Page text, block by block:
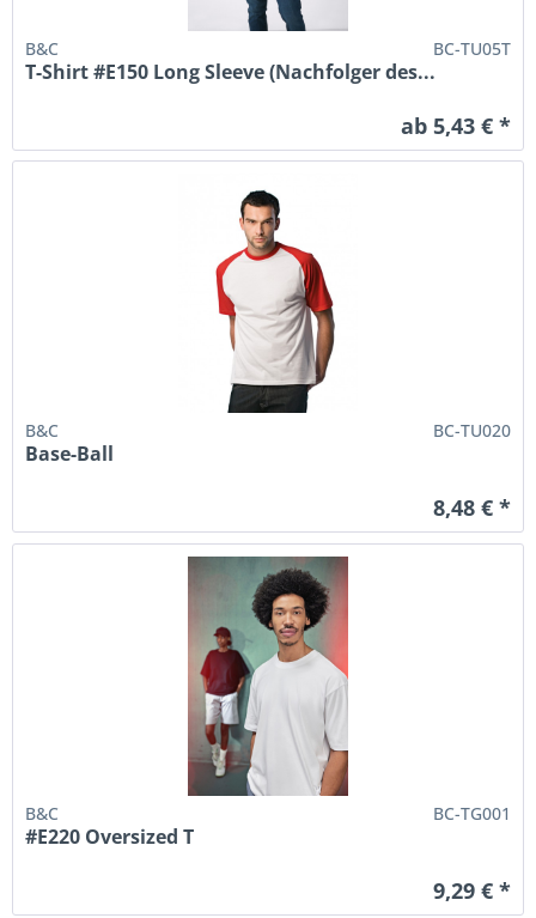
B&C BC-TU05T
T-Shirt #E150 Long Sleeve (Nachfolger des...
ab 5,43 € *
B&C BC-TU020
Base-Ball
8,48 € *
B&C BC-TG001
#E220 Oversized T
9,29 € *